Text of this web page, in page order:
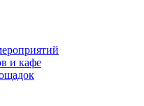
и кафе